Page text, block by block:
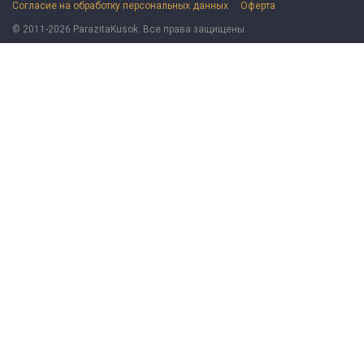
Согласие на обработку персональных данных Оферта
© 2011-2026 ParazitaKusok. Все права защищены.